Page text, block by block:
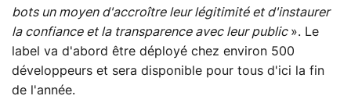
bots un moyen d'accroître leur légitimité et d'instaurer
la confiance et la transparence avec leur public ». Le
label va d'abord être déployé chez environ 500
développeurs et sera disponible pour tous d'ici la fin
de l'année.